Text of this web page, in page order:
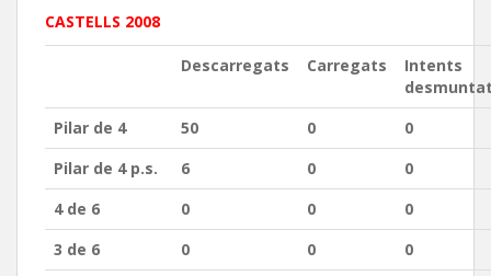
CASTELLS 2008
Descarregats Carregats
Intents
Pilar de 4
50 0
0
Pilar de 4 p.s.
6 0
0
4 de 6
0 0
0
3 de 6
0 0
0